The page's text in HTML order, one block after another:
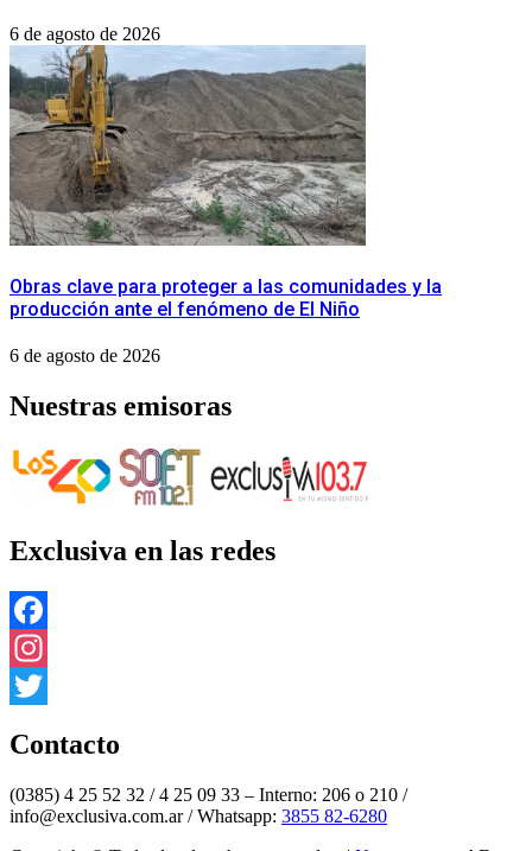
6 de agosto de 2026
Obras clave para proteger a las comunidades y la
producción ante el fenómeno de El Niño
6 de agosto de 2026
Nuestras emisoras
Exclusiva en las redes
Facebook
Instagram
Contacto
(0385) 4 25 52 32 / 4 25 09 33 – Interno: 206 o 210 /
info@exclusiva.com.ar / Whatsapp: 3855 82-6280